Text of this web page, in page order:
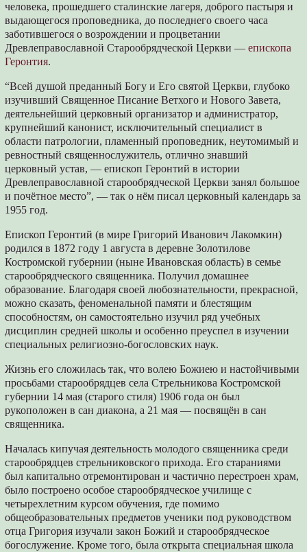
человека, прошедшего сталинские лагеря, доброго пастыря и
выдающегося проповедника, до последнего своего часа
заботившегося о возрождении и процветании
Древлеправославной Старообрядческой Церкви —епископа
Геронтия.
“Всей душой преданный Богу и Его святой Церкви, глубоко
изучивший Священное Писание Ветхого и Нового Завета,
деятельнейший церковный организатор и администратор,
крупнейший канонист, исключительный специалист в
области патрологии, пламенный проповедник, неутомимый и
ревностный священнослужитель, отлично знавший
церковный устав, — епископ Геронтий в истории
Древлеправославной старообрядческой Церкви занял большое
и почётное место”, — так о нём писал церковный календарь за
1955 год.
Епископ Геронтий (в мире Григорий Иванович Лакомкин)
родился в 1872 году 1 августа в деревне Золотилове
Костромской губернии (ныне Ивановская область) в семье
старообрядческого священника. Получил домашнее
образование. Благодаря своей любознательности, прекрасной,
можно сказать, феноменальной памяти и блестящим
способностям, он самостоятельно изучил ряд учебных
дисциплин средней школы и особенно преуспел в изучении
специальных религиозно-богословских наук.
Жизнь его сложилась так, что волею Божиею и настойчивыми
просьбами старообрядцев села Стрельникова Костромской
губернии 14 мая (старого стиля) 1906 года он был
рукоположен в сан диакона, а 21 мая — посвящён в сан
священника.
Началась кипучая деятельность молодого священника среди
старообрядцев стрельниковского прихода. Его стараниями
был капитально отремонтирован и частично перестроен храм,
было построено особое старообрядческое училище с
четырехлетним курсом обучения, где помимо
общеобразовательных предметов ученики под руководством
отца Григория изучали закон Божий и старообрядческое
богослужение. Кроме того, была открыта специальная школа